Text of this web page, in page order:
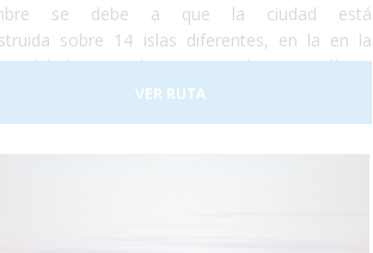
se debe a que la ciudad está
sobre 14 islas diferentes, en la en la
del lago Mälaren con el mar Báltico,
por más de cincuenta puentes. No
es la capital de Suecia sino que se la puede
VER RUTA